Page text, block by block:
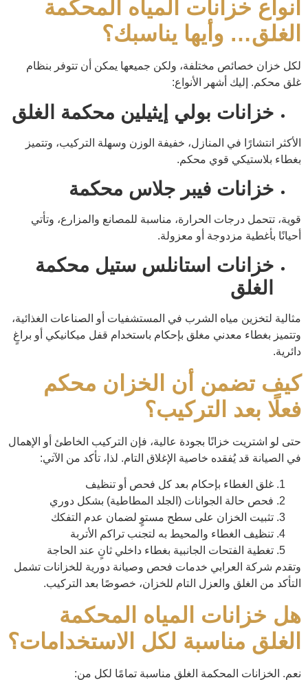
أنواع خزانات المياه المحكمة
الغلق… وأيها يناسبك؟
لكل خزان خصائص مختلفة، ولكن جميعها يمكن أن تتوفر بنظام
غلق محكم. إليك أشهر الأنواع:
خزانات بولي إيثيلين محكمة الغلق
الأكثر انتشارًا في المنازل، خفيفة الوزن وسهلة التركيب، وتتميز
بغطاء بلاستيكي قوي محكم.
خزانات فيبر جلاس محكمة
قوية، تتحمل درجات الحرارة، مناسبة للمصانع والمزارع، وتأتي
أحيانًا بأغطية مزدوجة أو معزولة.
خزانات استانلس ستيل محكمة
الغلق
مثالية لتخزين مياه الشرب في المستشفيات أو الصناعات الغذائية،
وتتميز بغطاء معدني مغلق بإحكام باستخدام قفل ميكانيكي أو براغٍ
دائرية.
كيف تضمن أن الخزان محكم
فعلًا بعد التركيب؟
حتى لو اشتريت خزانًا بجودة عالية، فإن التركيب الخاطئ أو الإهمال
في الصيانة قد يُفقده خاصية الإغلاق التام. لذا، تأكد من الآتي:
غلق الغطاء بإحكام بعد كل فحص أو تنظيف
فحص حالة الجوانات (الجلد المطاطية) بشكل دوري
تثبيت الخزان على سطح مستوٍ لضمان عدم التفكك
تنظيف الغطاء والمحيط به لتجنب تراكم الأتربة
تغطية الفتحات الجانبية بغطاء داخلي ثانٍ عند الحاجة
وتقدم شركة العرابي خدمات فحص وصيانة دورية للخزانات تشمل
التأكد من الغلق والعزل التام للخزان، خصوصًا بعد التركيب.
هل خزانات المياه المحكمة
الغلق مناسبة لكل الاستخدامات؟
نعم. الخزانات المحكمة الغلق مناسبة تمامًا لكل من: